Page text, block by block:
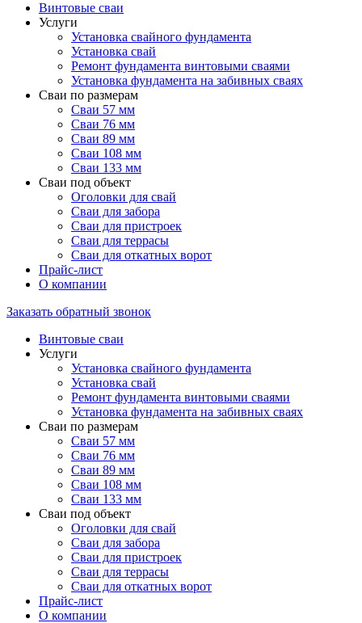
Винтовые сваи
Услуги
Установка свайного фундамента
Установка свай
Ремонт фундамента винтовыми сваями
Установка фундамента на забивных сваях
Сваи по размерам
Сваи 57 мм
Сваи 76 мм
Сваи 89 мм
Сваи 108 мм
Сваи 133 мм
Сваи под объект
Оголовки для свай
Сваи для забора
Сваи для пристроек
Сваи для террасы
Сваи для откатных ворот
Прайс-лист
О компании
Заказать обратный звонок
Винтовые сваи
Услуги
Установка свайного фундамента
Установка свай
Ремонт фундамента винтовыми сваями
Установка фундамента на забивных сваях
Сваи по размерам
Сваи 57 мм
Сваи 76 мм
Сваи 89 мм
Сваи 108 мм
Сваи 133 мм
Сваи под объект
Оголовки для свай
Сваи для забора
Сваи для пристроек
Сваи для террасы
Сваи для откатных ворот
Прайс-лист
О компании